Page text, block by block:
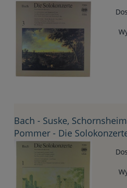
Bach - Suske,
Pommer - Die